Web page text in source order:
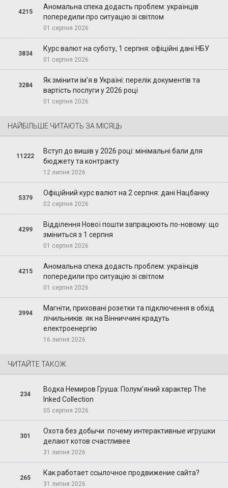
4215
Аномальна спека додасть проблем: українців
попередили про ситуацію зі світлом
01 серпня 2026
3834
Курс валют на суботу, 1 серпня: офіційні дані НБУ
01 серпня 2026
3284
Як змінити ім’я в Україні: перелік документів та
вартість послуги у 2026 році
01 серпня 2026
НАЙБІЛЬШЕ ЧИТАЮТЬ ЗА МІСЯЦЬ
11222
Вступ до вишів у 2026 році: мінімальні бали для
бюджету та контракту
12 липня 2026
5379
Офіційний курс валют на 2 серпня: дані Нацбанку
02 серпня 2026
4299
Відділення Нової пошти запрацюють по-новому: що
зміниться з 1 серпня
01 серпня 2026
4215
Аномальна спека додасть проблем: українців
попередили про ситуацію зі світлом
01 серпня 2026
3994
Магніти, приховані розетки та підключення в обхід
лічильників: як на Вінниччині крадуть
електроенергію
16 липня 2026
ЧИТАЙТЕ ТАКОЖ
234
Водка Немиров Груша: Полум'яний характер The
Inked Collection
05 серпня 2026
301
Охота без добычи: почему интерактивные игрушки
делают котов счастливее
31 липня 2026
265
Как работает ссылочное продвижение сайта?
31 липня 2026